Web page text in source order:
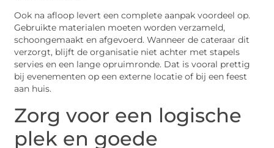
Ook na afloop levert een complete aanpak voordeel op.
Gebruikte materialen moeten worden verzameld,
schoongemaakt en afgevoerd. Wanneer de cateraar dit
verzorgt, blijft de organisatie niet achter met stapels
servies en een lange opruimronde. Dat is vooral prettig
bij evenementen op een externe locatie of bij een feest
aan huis.
Zorg voor een logische
plek en goede